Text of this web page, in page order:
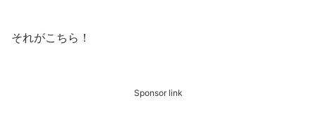
それがこちら！
Sponsor link